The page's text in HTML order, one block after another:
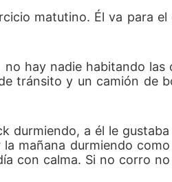
matutino. Él va para el
hay nadie habitando las
tránsito y un camión de
durmiendo, a él le
mañana durmiendo como
con calma. Si no corro no